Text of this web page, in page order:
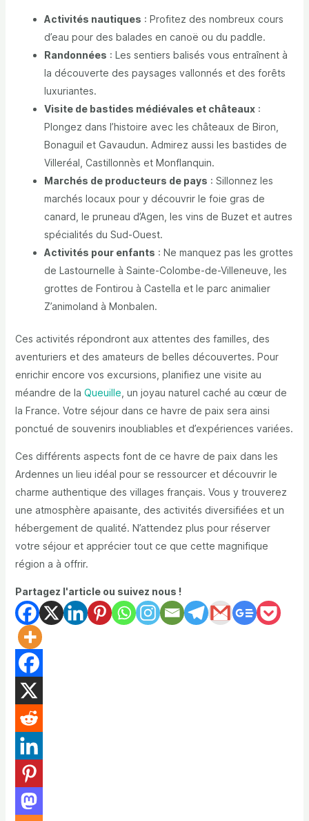
Activités nautiques : Profitez des nombreux cours
d’eau pour des balades en canoë ou du paddle.
Randonnées : Les sentiers balisés vous entraînent à
la découverte des paysages vallonnés et des forêts
luxuriantes.
Visite de bastides médiévales et châteaux:
Plongez dans l’histoire avec les châteaux de Biron,
Bonaguil et Gavaudun. Admirez aussi les bastides de
Villeréal, Castillonnès et Monflanquin.
Marchés de producteurs de pays : Sillonnez les
marchés locaux pour y découvrir le foie gras de
canard, le pruneau d’Agen, les vins de Buzet et autres
spécialités du Sud-Ouest.
Activités pour enfants : Ne manquez pas les grottes
de Lastournelle à Sainte-Colombe-de-Villeneuve, les
grottes de Fontirou à Castella et le parc animalier
Z’animoland à Monbalen.
Ces activités répondront aux attentes des familles, des
aventuriers et des amateurs de belles découvertes. Pour
enrichir encore vos excursions, planifiez une visite au
méandre de la Queuille , un joyau naturel caché au cœur de
la France. Votre séjour dans ce havre de paix sera ainsi
ponctué de souvenirs inoubliables et d’expériences variées.
Ces différents aspects font de ce havre de paix dans les
Ardennes un lieu idéal pour se ressourcer et découvrir le
charme authentique des villages français. Vous y trouverez
une atmosphère apaisante, des activités diversifiées et un
hébergement de qualité. N’attendez plus pour réserver
votre séjour et apprécier tout ce que cette magnifique
région a à offrir.
Partagez l'article ou suivez nous !